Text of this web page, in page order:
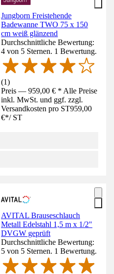
Jungborn Freistehende
Badewanne TWO 75 x 150
cm weiß glänzend
Durchschnittliche Bewertung:
4 von 5 Sternen. 1 Bewertung.
(1)
Preis — 959,00 € * Alle Preise
inkl. MwSt. und ggf. zzgl.
Versandkosten pro ST959,00
€*/ ST
AVITAL Brauseschlauch
Metall Edelstahl 1,5 m x 1/2"
DVGW geprüft
Durchschnittliche Bewertung:
5 von 5 Sternen. 1 Bewertung.